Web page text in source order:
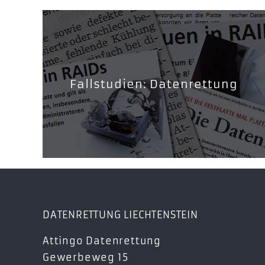
Fallstudien: Datenrettung
DATENRETTUNG LIECHTENSTEIN
Attingo Datenrettung
Gewerbeweg 15